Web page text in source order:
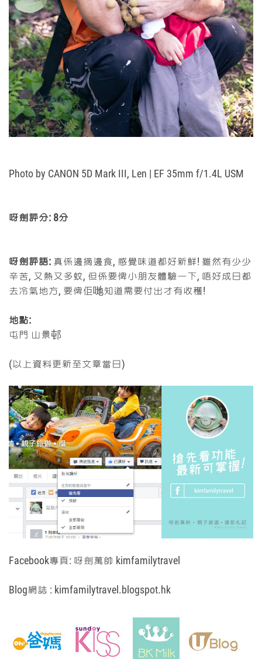
Photo by CANON 5D Mark III, Len | EF 35mm f/1.4L USM
呀劍評分: 8分
呀劍評語: 真係邊摘邊食, 感覺味道都好新鮮! 雖然有少少
辛苦, 又熱又多蚊, 但係要俾小朋友體驗一下, 唔好成日都
去冷氣地方, 要俾佢哋知道需要付出才有收穫!
地點:
屯門 山景邨
(以上資料更新至文章當日)
Facebook專頁: 呀劍萬帥 kimfamilytravel
Blog網誌 : kimfamilytravel.blogspot.hk